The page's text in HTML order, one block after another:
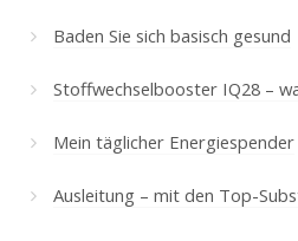
Baden Sie sich basisch gesund
Stoffwechselbooster IQ28 –
Mein täglicher Energiespender
Ausleitung – mit den Top-